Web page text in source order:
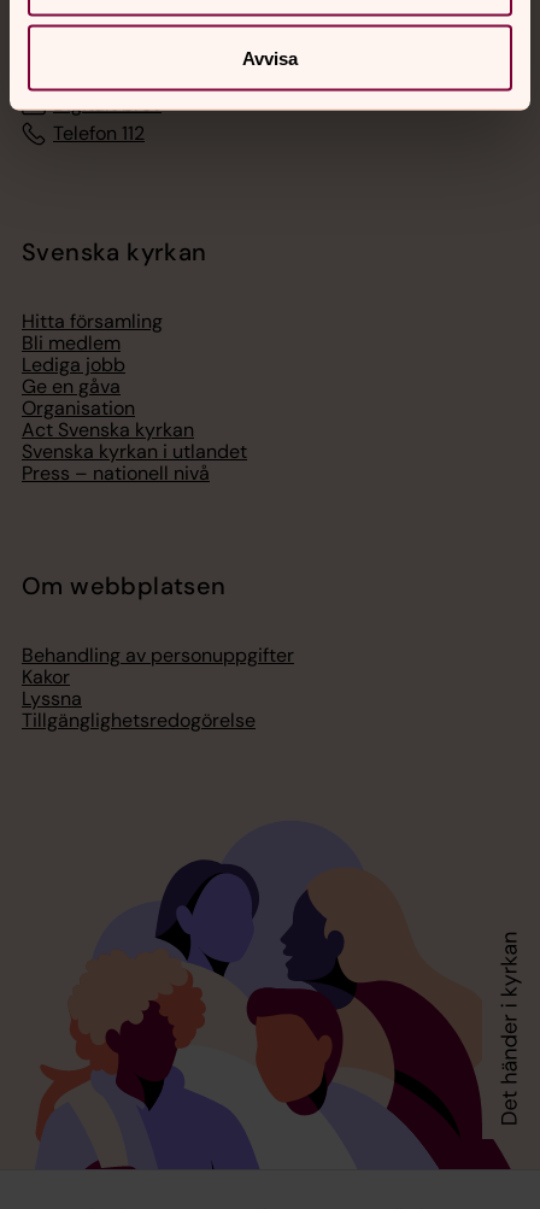
Avvisa
Digitalt brev
Telefon 112
Svenska kyrkan
Hitta församling
Bli medlem
Lediga jobb
Ge en gåva
Organisation
Act Svenska kyrkan
Svenska kyrkan i utlandet
Press – nationell nivå
Om webbplatsen
Behandling av personuppgifter
Kakor
Lyssna
Tillgänglighetsredogörelse